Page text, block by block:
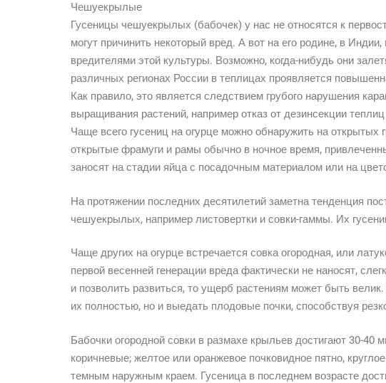
Чешуекрылые
Гусеницы чешуекрылых (бабочек) у нас не относятся к
могут причинить некоторый вред. А вот на его родине, в
вредителями этой культуры. Возможно, когда-нибудь они
различных регионах России в теплицах проявляется
Как правило, это является следствием грубого нарушения
выращивания растений, например отказ от дезинсекции
Чаще всего гусениц на огурце можно обнаружить на
открытые фрамуги и рамы обычно в ночное время,
заносят на стадии яйца с посадочным материалом или на
На протяжении последних десятилетий заметна тенденция
чешуекрылых, например листовертки и совки-гаммы. Их
Чаще других на огурце встречается совка огородная, или
первой весенней генерации вреда фактически не наносят,
и позволить развиться, то ущерб растениям может быть
их полностью, но и выедать плодовые почки, способствуя
Бабочки огородной совки в размахе крыльев достигают 30-40
коричневые; желтое или оранжевое почковидное пятно,
темным наружным краем. Гусеница в последнем возрасте